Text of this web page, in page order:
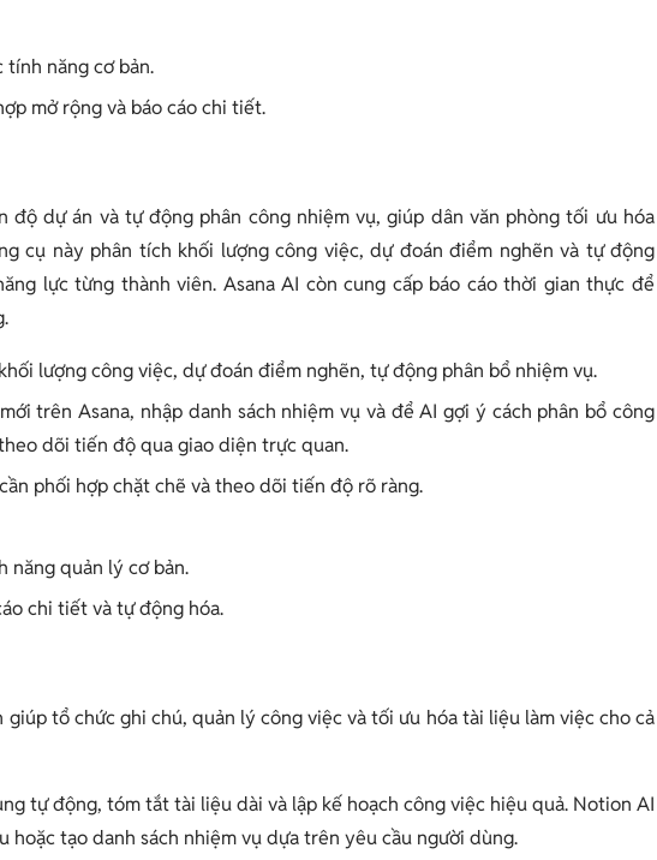
tính năng cơ bản.
mở rộng và báo cáo chi tiết.
độ dự án và tự động phân công nhiệm vụ, giúp dân văn phòng tối ưu hóa
cụ này phân tích khối lượng công việc, dự đoán điểm nghẽn và tự động
lực từng thành viên. Asana AI còn cung cấp báo cáo thời gian thực để
lượng công việc, dự đoán điểm nghẽn, tự động phân bổ nhiệm vụ.
trên Asana, nhập danh sách nhiệm vụ và để AI gợi ý cách phân bổ công
dõi tiến độ qua giao diện trực quan.
phối hợp chặt chẽ và theo dõi tiến độ rõ ràng.
năng quản lý cơ bản.
chi tiết và tự động hóa.
tổ chức ghi chú, quản lý công việc và tối ưu hóa tài liệu làm việc cho cả
tự động, tóm tắt tài liệu dài và lập kế hoạch công việc hiệu quả. Notion AI
hoặc tạo danh sách nhiệm vụ dựa trên yêu cầu người dùng.